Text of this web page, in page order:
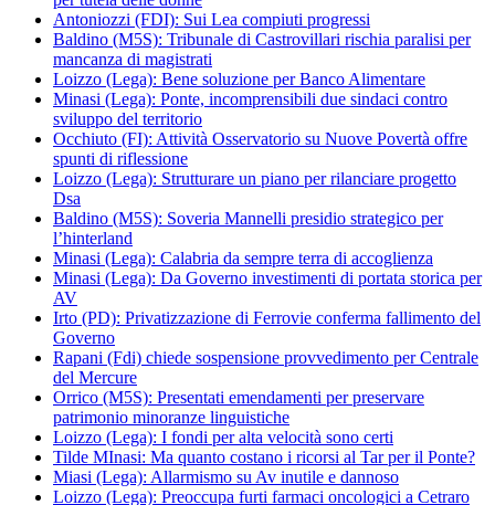
Antoniozzi (FDI): Sui Lea compiuti progressi
Baldino (M5S): Tribunale di Castrovillari rischia paralisi per
mancanza di magistrati
Loizzo (Lega): Bene soluzione per Banco Alimentare
Minasi (Lega): Ponte, incomprensibili due sindaci contro
sviluppo del territorio
Occhiuto (FI): Attività Osservatorio su Nuove Povertà offre
spunti di riflessione
Loizzo (Lega): Strutturare un piano per rilanciare progetto
Dsa
Baldino (M5S): Soveria Mannelli presidio strategico per
l’hinterland
Minasi (Lega): Calabria da sempre terra di accoglienza
Minasi (Lega): Da Governo investimenti di portata storica per
AV
Irto (PD): Privatizzazione di Ferrovie conferma fallimento del
Governo
Rapani (Fdi) chiede sospensione provvedimento per Centrale
del Mercure
Orrico (M5S): Presentati emendamenti per preservare
patrimonio minoranze linguistiche
Loizzo (Lega): I fondi per alta velocità sono certi
Tilde MInasi: Ma quanto costano i ricorsi al Tar per il Ponte?
Miasi (Lega): Allarmismo su Av inutile e dannoso
Loizzo (Lega): Preoccupa furti farmaci oncologici a Cetraro